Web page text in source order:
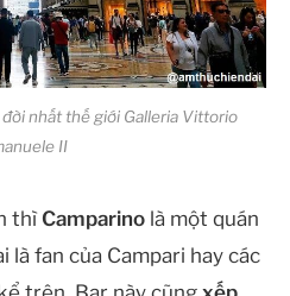
nhất thế giới Galleria Vittorio
II
thìCamparino là một quán
là fan của Campari hay các